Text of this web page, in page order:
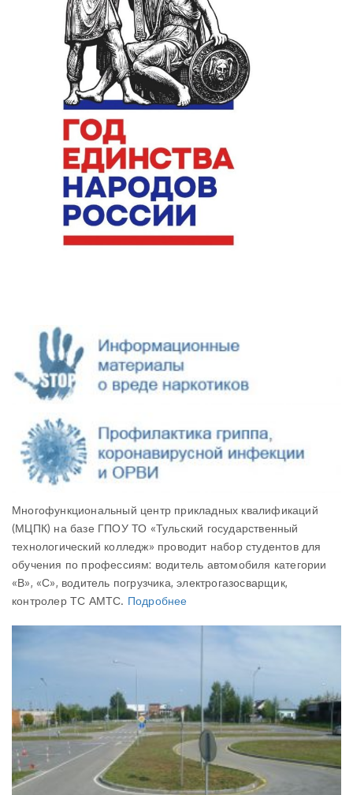
Многофункциональный центр прикладных квалификаций
(МЦПК) на базе ГПОУ ТО «Тульский государственный
технологический колледж» проводит набор студентов для
обучения по профессиям: водитель автомобиля категории
«В», «С», водитель погрузчика, электрогазосварщик,
контролер ТС АМТС. Подробнее